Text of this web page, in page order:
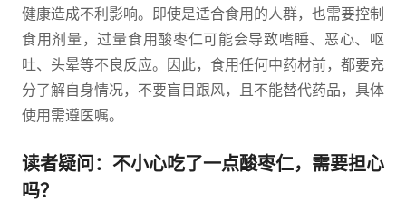
健康造成不利影响。即使是适合食用的人群，也需要控制
食用剂量，过量食用酸枣仁可能会导致嗜睡、恶心、呕
吐、头晕等不良反应。因此，食用任何中药材前，都要充
分了解自身情况，不要盲目跟风，且不能替代药品，具体
使用需遵医嘱。
读者疑问：不小心吃了一点酸枣仁，需要担心
吗？